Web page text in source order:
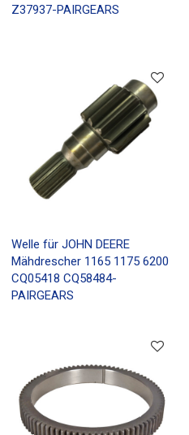
Z37937-PAIRGEARS
Welle für JOHN DEERE
Mähdrescher 1165 1175 6200
CQ05418 CQ58484-
PAIRGEARS